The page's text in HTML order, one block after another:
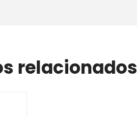
relacionados